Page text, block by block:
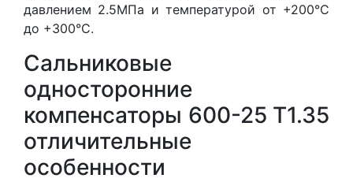
давлением 2.5МПа и температурой от +200°С
до +300°С.
Сальниковые
односторонние
компенсаторы 600-25 Т1.35
отличительные
особенности